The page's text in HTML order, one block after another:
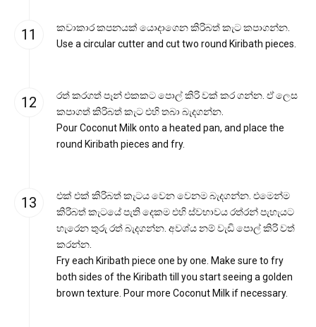
කවාකාර කපනයක් යොදාගෙන කිරිබත් කැට කපාගන්න.
Use a circular cutter and cut two round Kiribath pieces.
රත් කරගත් පෑන් එකකට පොල් කිරි වක් කර ගන්න. ඒ ලෙස
කපාගත් කිරිබත් කැට එහි තබා බැදගන්න.
Pour Coconut Milk onto a heated pan, and place the
round Kiribath pieces and fry.
එක් එක් කිරිබත් කැටය වෙන වෙනම බැදගන්න. එමෙන්ම
කිරිබත් කැටයේ පැති දෙකම එහි ස්වභාවය රත්රන් පැහැයට
හැරෙන තුරු රත් බැදගන්න. අවශ්ය නම් වැඩි පොල් කිරි වත්
කරන්න.
Fry each Kiribath piece one by one. Make sure to fry
both sides of the Kiribath till you start seeing a golden
brown texture. Pour more Coconut Milk if necessary.